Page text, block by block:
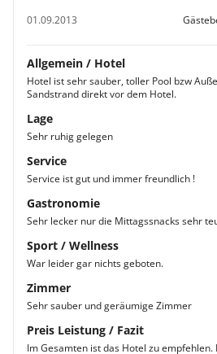
01.09.2013
Allgemein / Hotel
Hotel ist sehr sauber, toller Pool bzw
Sandstrand direkt vor dem Hotel.
Lage
Sehr ruhig gelegen
Service
Service ist gut und immer freundlich !
Gastronomie
Sehr lecker nur die Mittagssnacks sehr
Sport / Wellness
War leider gar nichts geboten.
Zimmer
Sehr sauber und geräumige Zimmer
Preis Leistung / Fazit
Im Gesamten ist das Hotel zu